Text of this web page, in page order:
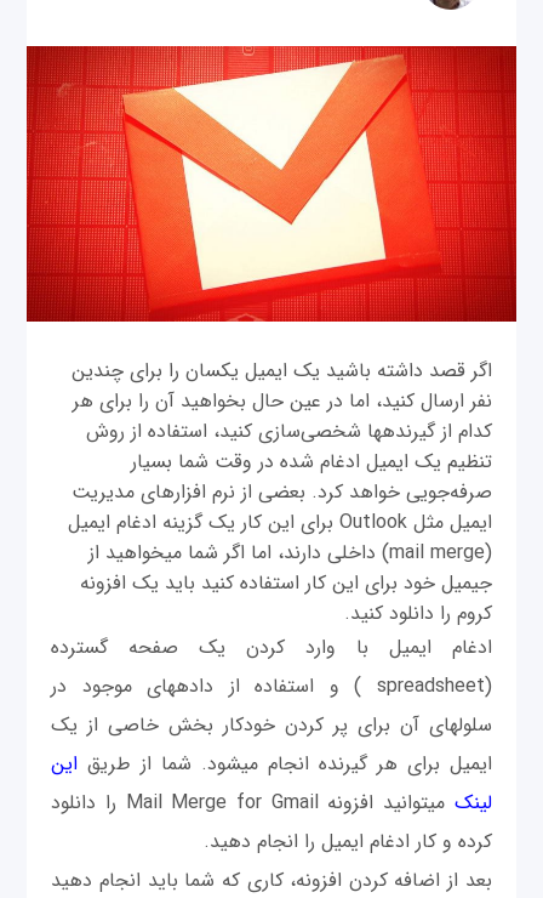
اگر قصد داشته باشید یک ای‎میل یکسان را برای چندین
نفر ارسال کنید، اما در عين حال بخواهید آن را برای هر
کدام از گیرنده‎ها شخصی‌سازی کنید، استفاده از روش
تنظیم یک ای‎میل ادغام شده در وقت شما بسیار
صرفه‌جویی خواهد کرد. بعضی از نرم افزارهای مدیریت
ای‎میل مثل Outlook برای این کار یک گزینه ادغام ای‎میل
(mail merge) داخلی دارند، اما اگر شما می‎خواهید از
جی‎میل خود برای این کار استفاده کنید باید یک افزونه
کروم را دانلود كنيد.
ادغام ای‎میل با وارد کردن یک صفحه گسترده
(spreadsheet ) و استفاده از داده‎های موجود در
سلول‎های آن برای پر کردن خودکار بخش خاصی از یک
ای‎میل برای هر گیرنده انجام می‎شود. شما از طریق
این
لینک
می‎توانید افزونه Mail Merge for Gmail را دانلود
کرده و کار ادغام ای‎میل را انجام دهید.
بعد از اضافه کردن افزونه، کاری که شما باید انجام دهید